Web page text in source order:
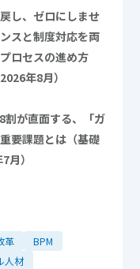
し、ゼロにしませ
スと制度対応を両
ロセスの進め方
年8月）
割が直面する、「ガ
要課題とは（基礎
月）
革
BPM
人材